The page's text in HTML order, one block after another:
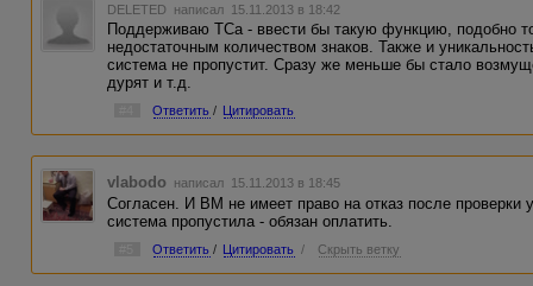
DELETED написал 15.11.2013 в 18:42
Поддерживаю ТСа - ввести бы такую функцию, подобно
недостаточным количеством знаков. Также и
система не пропустит. Сразу же меньше бы стало
дурят и т.д.
Ответить / Цитировать
vlabodo написал 15.11.2013 в 18:45
Согласен. И ВМ не имеет право на отказ после проверки
система пропустила - обязан оплатить.
Ответить / Цитировать / Скрыть ветку